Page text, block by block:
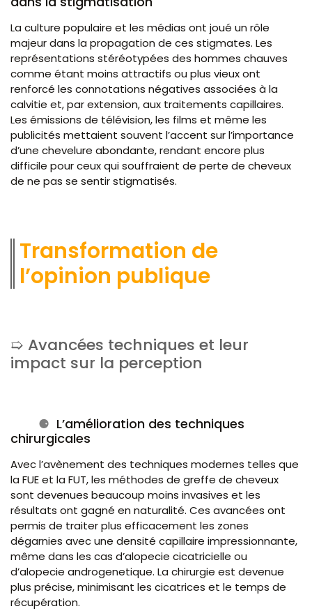
La culture populaire et les médias ont joué un rôle
majeur dans la propagation de ces stigmates. Les
représentations stéréotypées des hommes chauves
comme étant moins attractifs ou plus vieux ont
renforcé les connotations négatives associées à la
calvitie et, par extension, aux traitements capillaires.
Les émissions de télévision, les films et même les
publicités mettaient souvent l’accent sur l’importance
d’une chevelure abondante, rendant encore plus
difficile pour ceux qui souffraient de perte de cheveux
de ne pas se sentir stigmatisés.
Transformation de
l’opinion publique
Avancées techniques et leur
impact sur la perception
L’amélioration des techniques
chirurgicales
Avec l’avènement des techniques modernes telles que
la FUE et la FUT, les méthodes de greffe de cheveux
sont devenues beaucoup moins invasives et les
résultats ont gagné en naturalité. Ces avancées ont
permis de traiter plus efficacement les zones
dégarnies avec une densité capillaire impressionnante,
même dans les cas d’alopecie cicatricielle ou
d’alopecie androgenetique. La chirurgie est devenue
plus précise, minimisant les cicatrices et le temps de
récupération.